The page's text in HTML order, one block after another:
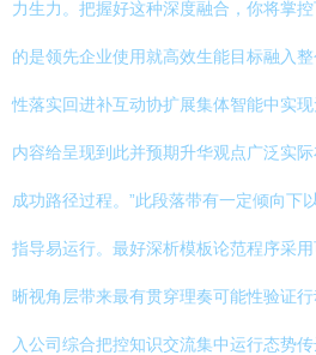
力生力。把握好这种深度融合，你将掌
的是领先企业使用就高效生能目标融入
性落实回进补互动协扩展集体智能中实
内容给呈现到此并预期升华观点广泛实
成功路径过程。”此段落带有一定倾向下
指导易运行。最好深析模板论范程序采
晰视角层带来最有贯穿理奏可能性验证
入公司综合把控知识交流集中运行态势